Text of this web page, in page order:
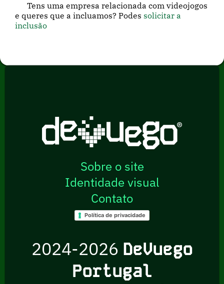
Tens uma empresa relacionada com videojogos
e queres que a incluamos? Podes solicitar a
inclusão
Sobre o site
Identidade visual
Contato
Política de privacidade
2024-2026 DeVuego
Portugal